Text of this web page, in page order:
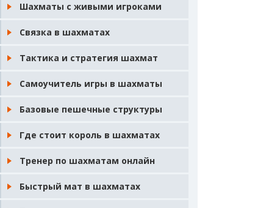
Шахматы с живыми игроками
Связка в шахматах
Тактика и стратегия шахмат
Самоучитель игры в шахматы
Базовые пешечные структуры
Где стоит король в шахматах
Тренер по шахматам онлайн
Быстрый мат в шахматах